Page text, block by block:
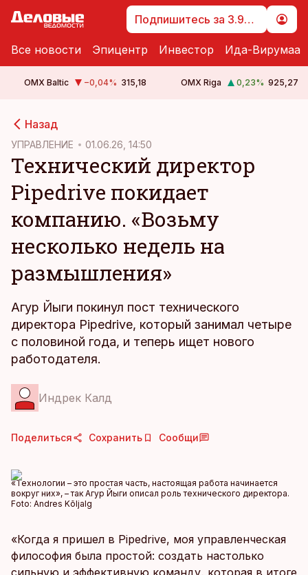
Подпишитесь за 3.99 €
Все новости Эпицентр Инвестор Ида-Вирумаа
OMX Baltic −0,04% 315,18 OMX Riga 0,23% 925,27
Назад
УПРАВЛЕНИЕ 01.06.26, 14:50
Технический директор
Pipedrive покидает
компанию. «Возьму
несколько недель на
размышления»
Агур Йыги покинул пост технического
директора Pipedrive, который занимал четыре
с половиной года, и теперь ищет нового
работодателя.
Индрек Калд
Поделиться Сохранить Сообщи
«Технологии – это простая часть, настоящая работа начинается
вокруг них», – так Агур Йыги описал роль технического директора.
Foto: Andres Kõljalg
«Когда я пришел в Pipedrive, моя управленческая
философия была простой: создать настолько
сильную и эффективную команду, которая в итоге